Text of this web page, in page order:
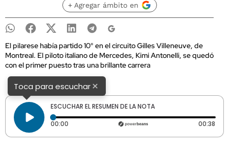
+ Agregar ámbito en
El pilarese había partido 10° en el circuito Gilles Villeneuve, de
Montreal. El piloto italiano de Mercedes, Kimi Antonelli, se quedó
con el primer puesto tras una brillante carrera
Toca para escuchar×
ESCUCHAR EL RESUMEN DE LA NOTA
00:00 Tiempo transcurrido: 0 segundos 00:38